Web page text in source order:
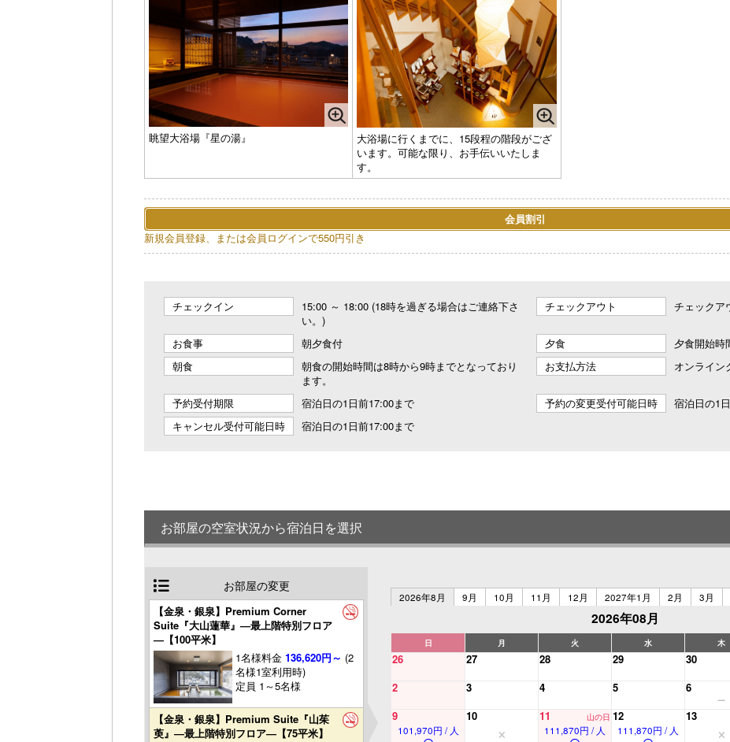
眺望大浴場『星の湯』
大浴場に行くまでに、15段程の階段がござ
います。可能な限り、お手伝いいたしま
す。
会員割引
新規会員登録、または会員ログインで550円引き
チェックイン
15:00 ～ 18:00 (18時を過ぎる場合はご連絡下さ
い。)
チェックアウト チェックア
お食事 朝夕食付 夕食
夕食開始時
朝食
朝食の開始時間は8時から9時までとなっており
ます。
お支払方法 オンライン
予約受付期限 宿泊日の1日前17:00まで 予約の変更受付可能日時
宿泊日の1
キャンセル受付可能日時
宿泊日の1日前17:00まで
お部屋の空室状況から宿泊日を選択
お部屋の変更
【金泉・銀泉】Premium Corner
Suite『大山蓮華』―最上階特別フロア
―【100平米】
1名様料金136,620円～ (2
名様1室利用時)
定員 1～5名様
【金泉・銀泉】Premium Suite『山茱
萸』―最上階特別フロア―【75平米】
2026年8月
9月 10月 11月 12月 2027年1月 2月 3月
2026年08月
日 月 火 水 木
26 27 28 29 30
2
3 4 5 6
9
101,970円 / 人
10 11 山の日
111,870円 / 人
12
111,870円 / 人
13